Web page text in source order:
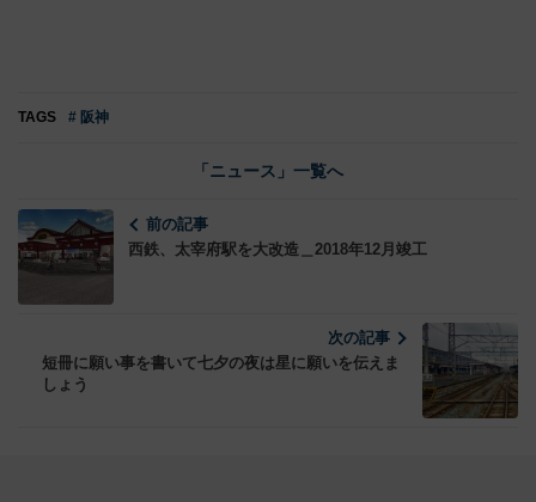
TAGS # 阪神
「ニュース」一覧へ
前の記事
西鉄、太宰府駅を大改造＿2018年12月竣工
次の記事
短冊に願い事を書いて七夕の夜は星に願いを伝えま
しょう